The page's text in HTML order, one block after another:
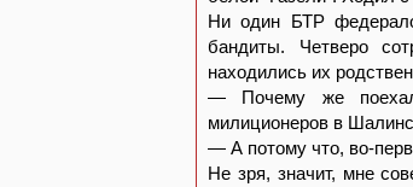
Ни один БТР
бандиты. Четверо
находились их
— Почему же
милиционеров в
— А потому что, во-
Не зря, значит, мне